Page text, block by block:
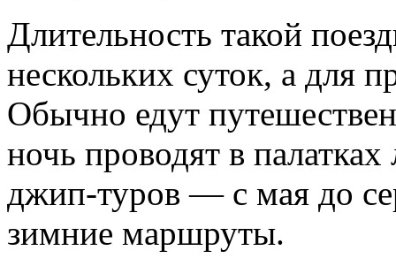
Длительность такой
нескольких суток, а для
Обычно едут
ночь проводят в
джип-туров — с мая до
зимние маршруты.